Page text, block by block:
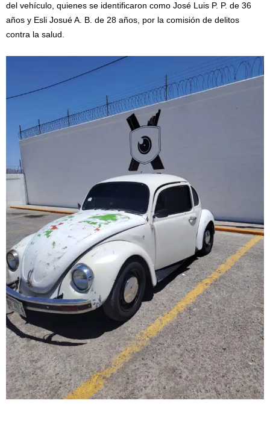
del vehículo, quienes se identificaron como José Luis P. P. de 36
años y Esli Josué A. B. de 28 años, por la comisión de delitos
contra la salud.